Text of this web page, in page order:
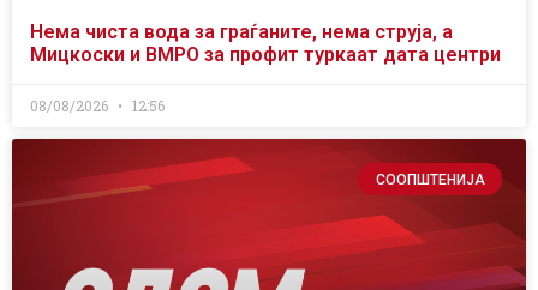
Нема чиста вода за граѓаните, нема струја, а
Мицкоски и ВМРО за профит туркаат дата центри
08/08/2026 12:56
СООПШТЕНИЈА